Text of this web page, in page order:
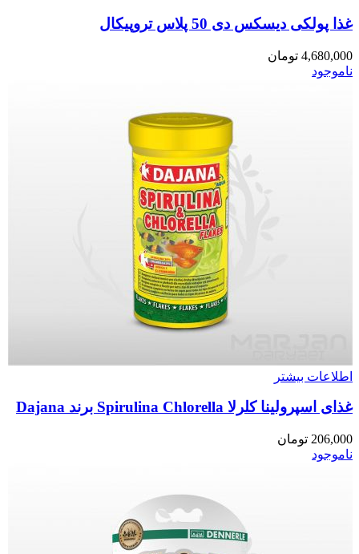
غذا پولکی دیسکس دی 50 پلاس تروپیکال
4,680,000 تومان
ناموجود
اطلاعات بیشتر
غذای اسپرولینا کلرلا Spirulina Chlorella برند Dajana
206,000 تومان
ناموجود